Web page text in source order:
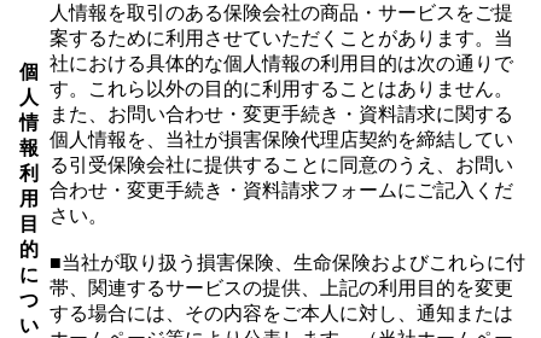
個
人
情
報
利
用
目
的
に
つ
い
人情報を取引のある保険会社の商品・サービスをご提
案するために利用させていただくことがあります。当
社における具体的な個人情報の利用目的は次の通りで
す。これら以外の目的に利用することはありません。
また、お問い合わせ・変更手続き・資料請求に関する
個人情報を、当社が損害保険代理店契約を締結してい
る引受保険会社に提供することに同意のうえ、お問い
合わせ・変更手続き・資料請求フォームにご記入くだ
さい。
■当社が取り扱う損害保険、生命保険およびこれらに付
帯、関連するサービスの提供、上記の利用目的を変更
する場合には、その内容をご本人に対し、通知または